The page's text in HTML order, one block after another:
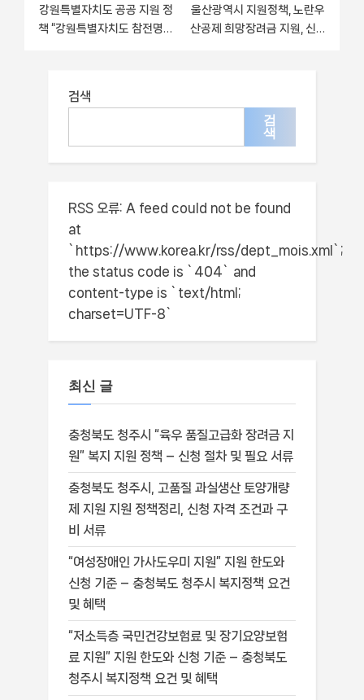
강원특별자치도 공공 지원 정
책 “강원특별자치도 참전명예
울산광역시 지원정책, 노란우
산공제 희망장려금 지원, 신청
검색
검
색
RSS 오류: A feed could not be found
at
`https://www.korea.kr/rss/dept_mois.xml`;
the status code is `404` and
content-type is `text/html;
charset=UTF-8`
최신 글
충청북도 청주시 “육우 품질고급화 장려금 지
원” 복지 지원 정책 – 신청 절차 및 필요 서류
충청북도 청주시, 고품질 과실생산 토양개량
제 지원 지원 정책정리, 신청 자격 조건과 구
비 서류
“여성장애인 가사도우미 지원” 지원 한도와
신청 기준 – 충청북도 청주시 복지정책 요건
및 혜택
“저소득층 국민건강보험료 및 장기요양보험
료 지원” 지원 한도와 신청 기준 – 충청북도
청주시 복지정책 요건 및 혜택